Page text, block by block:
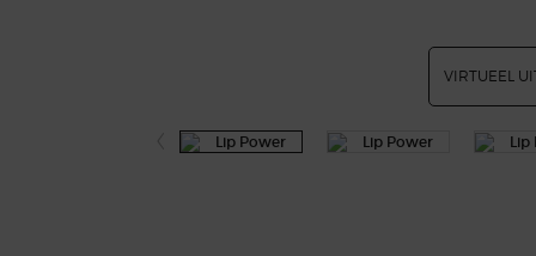
VIRTUEEL